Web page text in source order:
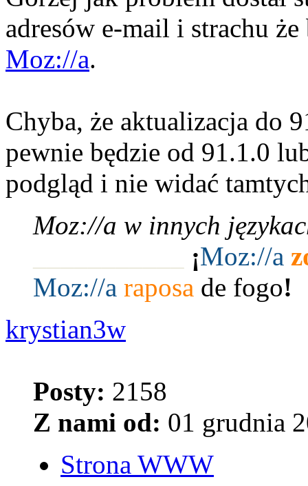
adresów e-mail i strachu
Moz://a.
Chyba, że aktualizacja do
pewnie będzie od 91.1.0
podgląd i nie widać
Moz://a w innych
¡Moz://a
Moz://a raposa de fogo!
krystian3w
Posty: 2158
Z nami od: 01 grudnia
Strona WWW